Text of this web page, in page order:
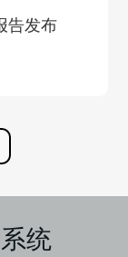
告发布
统